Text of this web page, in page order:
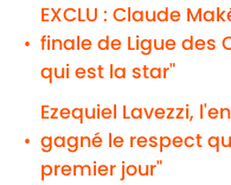
•
EXCLU : Claude
finale de Ligue des
qui est la star"
•
Ezequiel Lavezzi,
gagné le respect
premier jour"